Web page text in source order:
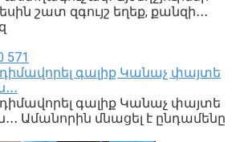
շատ զգույշ եղեք, քանզի․․․
571
գալիք Կանաչ փայտե
գալիք Կանաչ փայտե
Ամանորին մնացել է ընդամենը